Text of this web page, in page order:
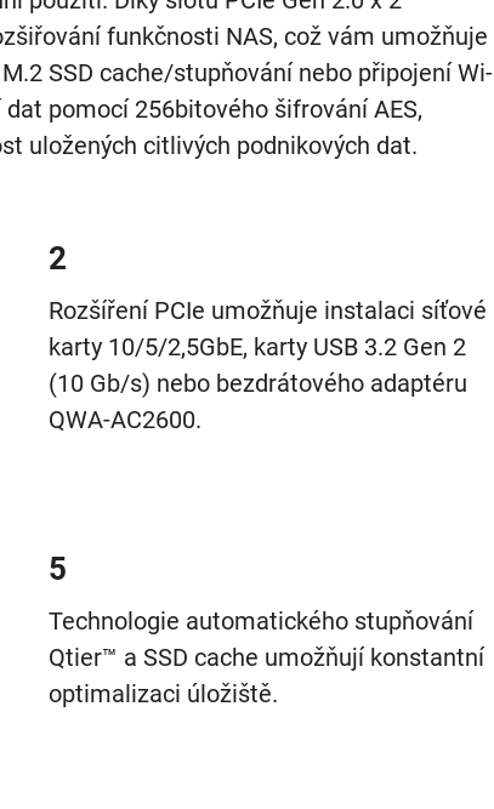
funkčnosti NAS, což vám umožňuje
SSD cache/stupňování nebo připojení Wi-
pomocí 256bitového šifrování AES,
uložených citlivých podnikových dat.
2
Rozšíření PCIe umožňuje instalaci síťové
karty 10/5/2,5GbE, karty USB 3.2 Gen 2
(10 Gb/s) nebo bezdrátového adaptéru
QWA-AC2600.
5
Technologie automatického stupňování
Qtier™ a SSD cache umožňují konstantní
optimalizaci úložiště.